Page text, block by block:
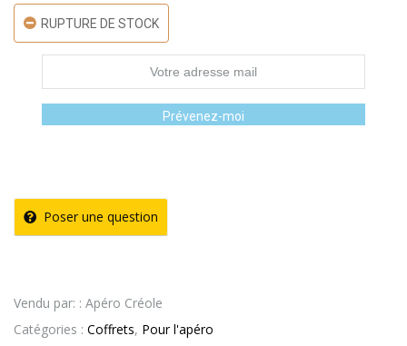
RUPTURE DE STOCK
Prévenez-moi
Poser une question
Vendu par: : Apéro Créole
Catégories : Coffrets, Pour l'apéro